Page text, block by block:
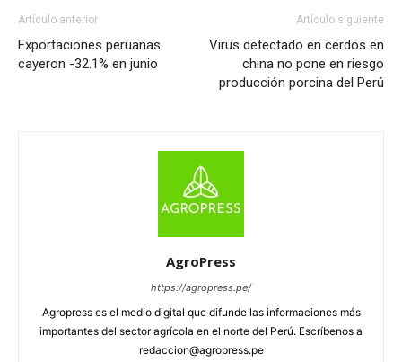
Artículo anterior
Exportaciones peruanas
cayeron -32.1% en junio
Artículo siguiente
Virus detectado en cerdos en
china no pone en riesgo
producción porcina del Perú
AgroPress
https://agropress.pe/
Agropress es el medio digital que difunde las informaciones más
importantes del sector agrícola en el norte del Perú. Escríbenos a
redaccion@agropress.pe